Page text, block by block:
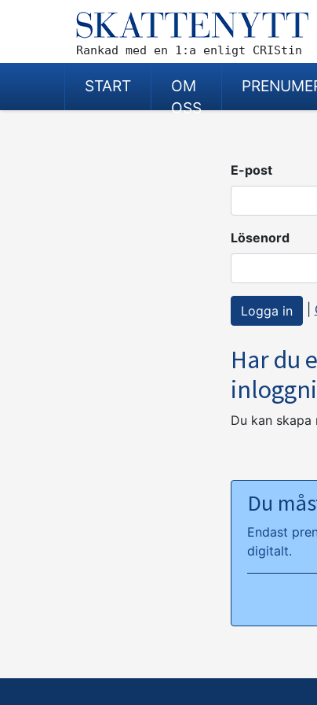
Rankad med en 1:a enligt CRIStin
START
OM
OSS
E-post
Lösenord
Har du
Du kan
Du
Endast
digitalt.